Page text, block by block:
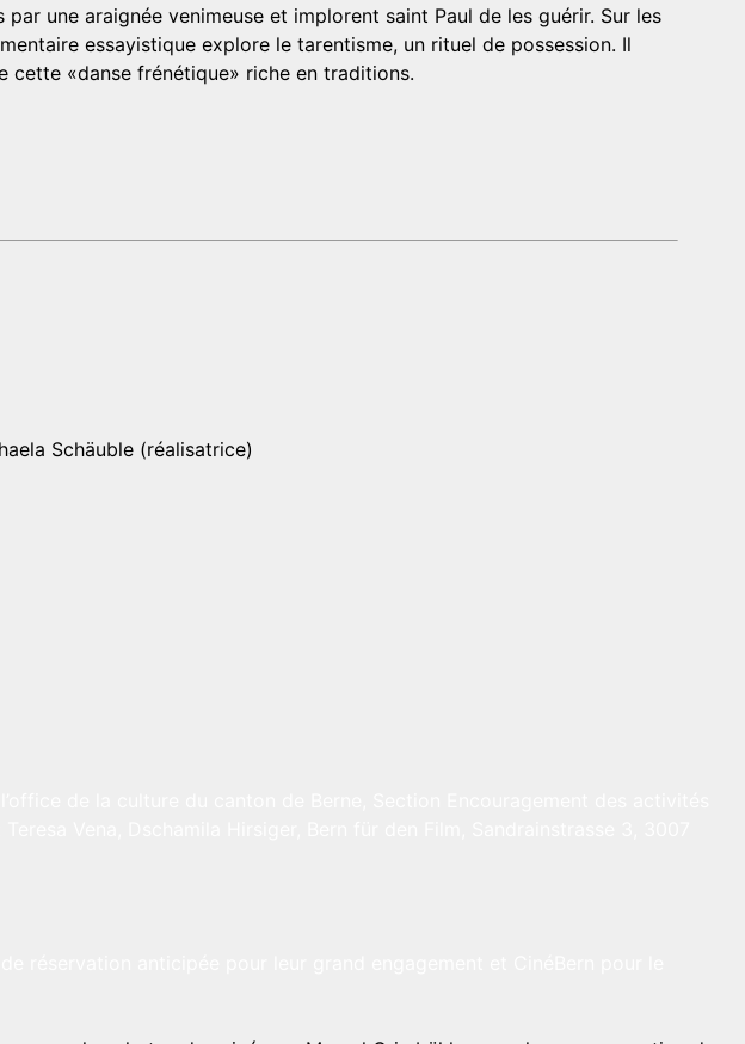
une araignée venimeuse et implorent saint Paul de les guérir. Sur les
essayistique explore le tarentisme, un rituel de possession. Il
cette «danse frénétique» riche en traditions.
Schäuble (réalisatrice)